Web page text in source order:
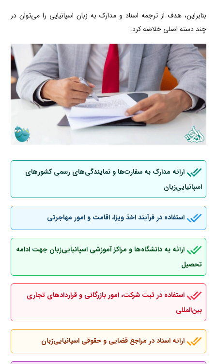
بنابراین، هدف از ترجمه اسناد و مدارک به زبان اسپانیایی را می‌توان در
چند دسته اصلی خلاصه کرد:
ارائه مدارک به سفارت‌ها و نمایندگی‌های رسمی کشورهای
اسپانیایی‌زبان
استفاده در فرآیند اخذ ویزا، اقامت و امور مهاجرتی
ارائه به دانشگاه‌ها و مراکز آموزشی اسپانیایی‌زبان جهت ادامه
تحصیل
استفاده در ثبت شرکت، امور بازرگانی و قراردادهای تجاری
بین‌المللی
ارائه اسناد در مراجع قضایی و حقوقی اسپانیایی‌زبان